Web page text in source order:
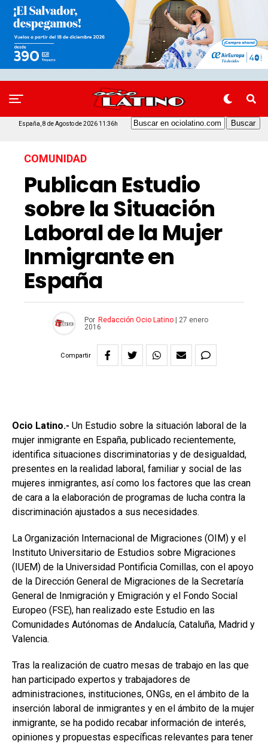
España, 8 de Agosto de 2026 11:36h
COMUNIDAD
Publican Estudio
sobre la Situación
Laboral de la Mujer
Inmigrante en
España
Por Redacción Ocio Latino
27 enero
2016
Compartir
Ocio Latino.- Un Estudio sobre la situación laboral de la
mujer inmigrante en España, publicado recientemente,
identifica situaciones discriminatorias y de desigualdad,
presentes en la realidad laboral, familiar y social de las
mujeres inmigrantes, así como los factores que las crean
de cara a la elaboración de programas de lucha contra la
discriminación ajustados a sus necesidades.
La Organización Internacional de Migraciones (OIM) y el
Instituto Universitario de Estudios sobre Migraciones
(IUEM) de la Universidad Pontificia Comillas, con el apoyo
de la Dirección General de Migraciones de la Secretaría
General de Inmigración y Emigración y el Fondo Social
Europeo (FSE), han realizado este Estudio en las
Comunidades Autónomas de Andalucía, Cataluña, Madrid y
Valencia.
Tras la realización de cuatro mesas de trabajo en las que
han participado expertos y trabajadores de
administraciones, instituciones, ONGs, en el ámbito de la
inserción laboral de inmigrantes y en el ámbito de la mujer
inmigrante, se ha podido recabar información de interés,
opiniones y propuestas específicas relevantes para tener